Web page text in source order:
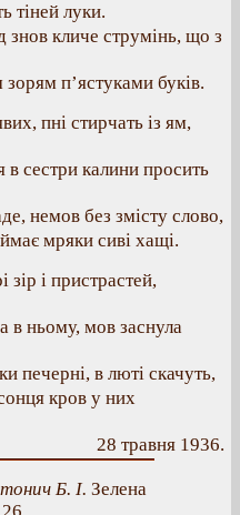
тіней луки.
знов кличе струмінь, що з
п’ястуками буків.
пні стирчать із ям,
сестри калини просить
немов без змісту слово,
мряки сиві хащі.
зір і пристрастей,
в ньому, мов заснула
печерні, в люті скачуть,
кров у них
28 травня 1936.
Б. І. Зелена